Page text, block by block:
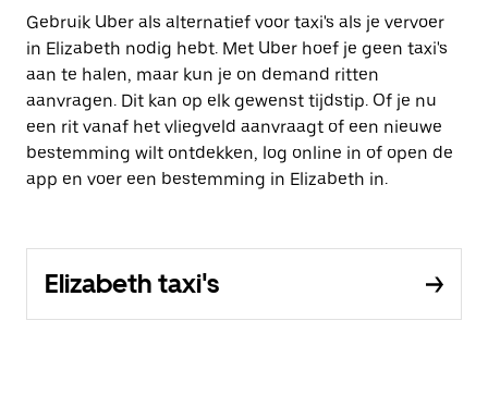
Gebruik Uber als alternatief voor taxi's als je vervoer
in Elizabeth nodig hebt. Met Uber hoef je geen taxi's
aan te halen, maar kun je on demand ritten
aanvragen. Dit kan op elk gewenst tijdstip. Of je nu
een rit vanaf het vliegveld aanvraagt of een nieuwe
bestemming wilt ontdekken, log online in of open de
app en voer een bestemming in Elizabeth in.
Elizabeth taxi's